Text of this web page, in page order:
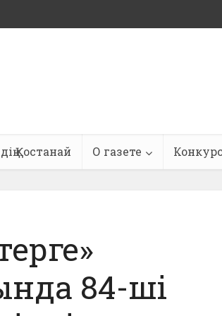
Қостанай О газете
84-ші